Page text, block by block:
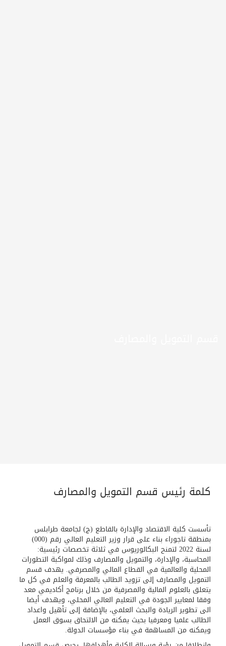
كلمة رئيس قسم التمويل والمصارف
تأسست كلية الاقتصاد والإدارة بالقاطع (ج) لجامعة طرابلس
بمنطقة تاجوراء بناء على قرار وزير التعليم العالي رقم (000)
لسنة 2022 لتمنح البكالوريوس في ثلاثة تخصصات رئيسية:
المحاسبة، والإدارة، والتمويل والمصارف وذلك لمواكبة التطورات
المحلية والعالمية في القطاع المالي والمصرفي. يهدف قسم
التمويل والمصارف إلى تزويد الطالب بالمعرفة والعلم في كل ما
يتعلق بالعلوم المالية والمصرفية من خلال برنامج أكاديمي معد
وفقا لمعايير الجودة في التعليم العالي المحلي، ويهدف أيضا
الى تطوير الريادة والبحث العلمي، بالإضافة إلى تأهيل واعداد
الطالب علميا ومعرفيا بحيث يمكنه من الالتحاق بسوق العمل
ويمكنه من المساهمة في بناء مؤسسات الدولة.